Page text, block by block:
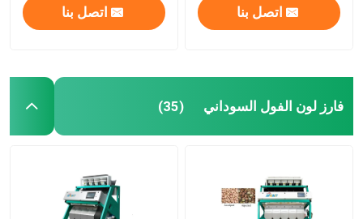
اتصل بنا اتصل بنا
فارز لون الفول السوداني (35)